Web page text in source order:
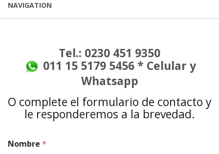
NAVIGATION
Tel.: 0230 451 9350
011 15 5179 5456 * Celular y
Whatsapp
O complete el formulario de contacto y
le responderemos a la brevedad.
Nombre *